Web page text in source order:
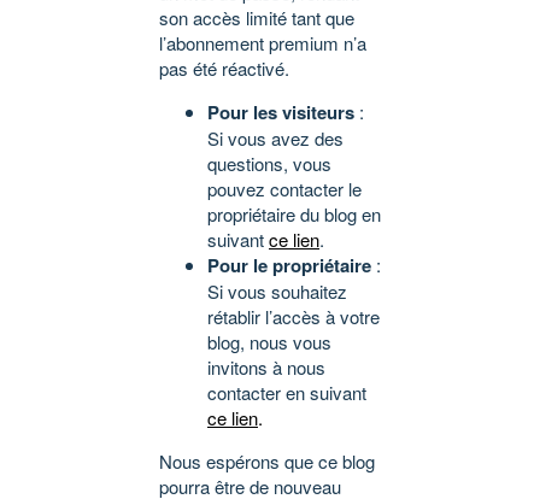
son accès limité tant que
l’abonnement premium n’a
pas été réactivé.
Pour les visiteurs :
Si vous avez des
questions, vous
pouvez contacter le
propriétaire du blog en
suivantce lien.
Pour le propriétaire :
Si vous souhaitez
rétablir l’accès à votre
blog, nous vous
invitons à nous
contacter en suivant
ce lien.
Nous espérons que ce blog
pourra être de nouveau